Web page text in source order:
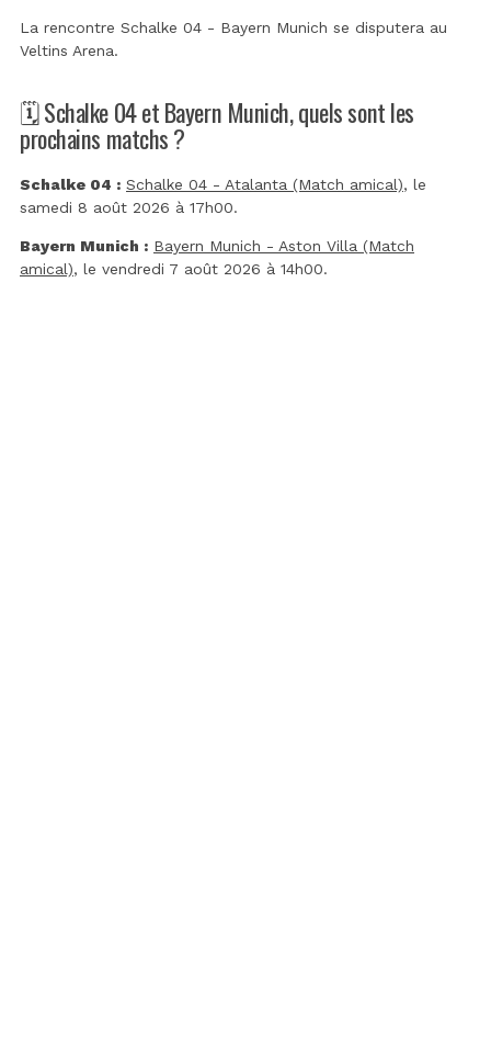
La rencontre Schalke 04 - Bayern Munich se disputera au
Veltins Arena.
🗓️ Schalke 04 et Bayern Munich, quels sont les
prochains matchs ?
Schalke 04 : Schalke 04 - Atalanta (Match amical), le
samedi 8 août 2026 à 17h00.
Bayern Munich : Bayern Munich - Aston Villa (Match
amical), le vendredi 7 août 2026 à 14h00.